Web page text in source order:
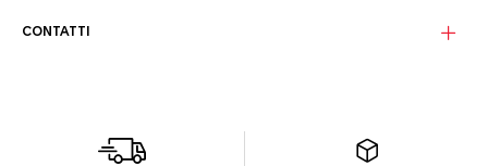
CONTATTI